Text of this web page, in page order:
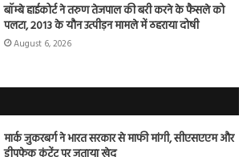
बॉम्बे हाईकोर्ट ने तरुण तेजपाल की बरी करने के फैसले को
पलटा, 2013 के यौन उत्पीड़न मामले में ठहराया दोषी
August 6, 2026
मार्क जुकरबर्ग ने भारत सरकार से माफी मांगी, सीएसएएम और